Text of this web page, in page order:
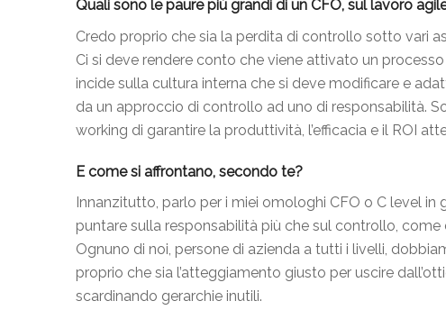
Quali sono le paure più grandi di un CFO, sul lavoro
Credo proprio che sia la perdita di controllo sotto vari
Ci si deve rendere conto che viene attivato un
incide sulla cultura interna che si deve modificare e
da un approccio di controllo ad uno di responsabilità.
working di garantire la produttività, l’efficacia e il ROI
E come si affrontano, secondo te?
Innanzitutto, parlo per i miei omologhi CFO o C level in
puntare sulla responsabilità più che sul controllo, come
Ognuno di noi, persone di azienda a tutti i livelli,
proprio che sia l’atteggiamento giusto per uscire
scardinando gerarchie inutili.